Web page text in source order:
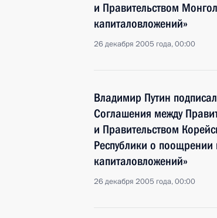
и Правительством
капиталовложений»
26 декабря 2005 года, 00:00
Владимир Путин
Соглашения между
и Правительством
Республики о
капиталовложений»
26 декабря 2005 года, 00:00